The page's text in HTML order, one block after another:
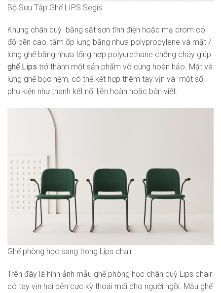
Bộ Sưu Tập Ghế LIPS Segis
Khung chân quỳ bằng sắt sơn tĩnh điện hoặc mạ crom có
độ bền cao, tấm ốp lưng bằng nhựa polypropylene và mặt /
lưng ghế bằng nhựa tổng hợp polyurethane chống cháy giúp
ghế Lips trở thành một sản phẩm vô cùng hoàn hảo. Mặt và
lưng ghế bọc nệm, có thể kết hợp thêm tay vịn và một số
phụ kiện như thanh kết nối liên hoàn hoặc bàn viết.
Ghế phòng học sang trọng Lips chair
Trên đây là hình ảnh mẫu ghế phòng học chân quỳ Lips chair
có tay vịn hai bên cực kỳ thoải mái cho người ngồi. Mẫu ghế